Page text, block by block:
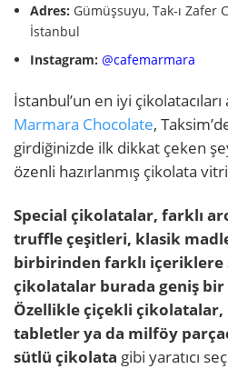
Adres: Gümüşsuyu, Tak-ı Zafer
İstanbul
Instagram:@cafemarmara
İstanbul’un en iyi
Marmara Chocolate,
girdiğinizde ilk dikkat çeken
özenli hazırlanmış çikolata
Special çikolatalar, farklı
truffle çeşitleri, klasik
birbirinden farklı içeriklere
çikolatalar burada geniş
Özellikle çiçekli çikolatalar,
tabletler ya da milföy
sütlü çikolata gibi yaratıcı